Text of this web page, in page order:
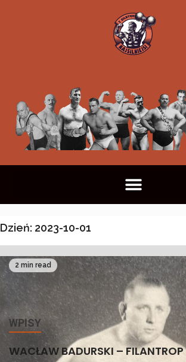
Dzień: 2023-10-01
2 min read
WPISY
WACŁAW BADURSKI – FILANTROP